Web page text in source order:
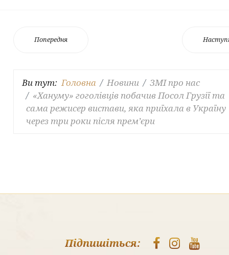
Попередня
Ви тут:Головна Новини
ЗМІ про нас
«Хануму» гоголівців побачив Посол Грузії та
сама режисер вистави, яка приїхала в Україну
через три роки після прем’єри
Підпишіться: